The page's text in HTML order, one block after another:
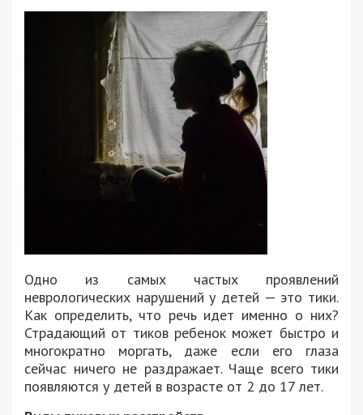
Одно из самых частых проявлений
неврологических нарушений у детей — это тики.
Как определить, что речь идет именно о них?
Страдающий от тиков ребенок может быстро и
многократно моргать, даже если его глаза
сейчас ничего не раздражает. Чаще всего тики
появляются у детей в возрасте от 2 до 17 лет.